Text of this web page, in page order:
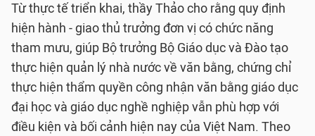
Từ thực tế triển khai, thầy Thảo cho rằng quy định
hiện hành - giao thủ trưởng đơn vị có chức năng
tham mưu, giúp Bộ trưởng Bộ Giáo dục và Đào tạo
thực hiện quản lý nhà nước về văn bằng, chứng chỉ
thực hiện thẩm quyền công nhận văn bằng giáo dục
đại học và giáo dục nghề nghiệp vẫn phù hợp với
điều kiện và bối cảnh hiện nay của Việt Nam. Theo